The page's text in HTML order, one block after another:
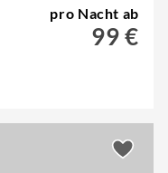
pro Nacht ab
99 €